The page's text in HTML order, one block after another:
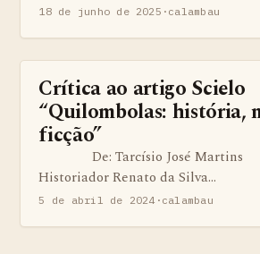
18 de junho de 2025 · calambau
BENS QUILOMBOLAS MATERIAS E
Crítica ao artigo Scielo
“Quilombolas: história,
ficção”
De: Tarcísio José
Historiador Renato da Silva…
5 de abril de 2024 · calambau